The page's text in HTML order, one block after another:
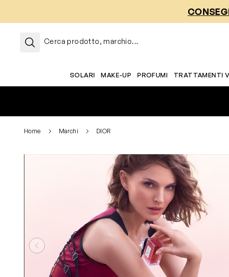
Cerca prodotto, marchio...
SOLARI MAKE-UP PROFUMI TRATTAMENTI
Home Marchi DIOR